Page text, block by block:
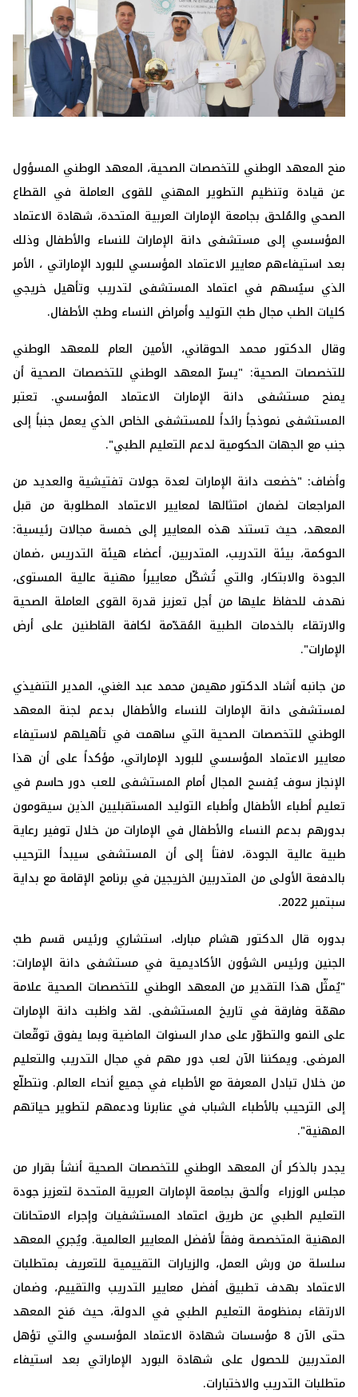
منح المعهد الوطني للتخصصات الصحية، المعهد الوطني المسؤول
عن قيادة وتنظيم التطوير المهني للقوى العاملة في القطاع
الصحي والمُلحق بجامعة الإمارات العربية المتحدة، شهادة الاعتماد
المؤسسي إلى مستشفى دانة الإمارات للنساء والأطفال وذلك
بعد استيفاءهم معايير الاعتماد المؤسسي للبورد الإماراتي ، الأمر
الذي سيُسهم في اعتماد المستشفى لتدريب وتأهيل خريجي
كليات الطب مجال طبّ التوليد وأمراض النساء وطبّ الأطفال.
وقال الدكتور محمد الحوقاني، الأمين العام للمعهد الوطني
للتخصصات الصحية: "يسرّ المعهد الوطني للتخصصات الصحية أن
يمنح مستشفى دانة الإمارات الاعتماد المؤسسي. تعتبر
المستشفى نموذجاً رائداً للمستشفى الخاص الذي يعمل جنباً إلى
جنب مع الجهات الحكومية لدعم التعليم الطبي".
وأضاف: "خضعت دانة الإمارات لعدة جولات تفتيشية والعديد من
المراجعات لضمان امتثالها لمعايير الاعتماد المطلوبة من قبل
المعهد، حيث تستند هذه المعايير إلى خمسة مجالات رئيسية:
الحوكمة، بيئة التدريب، المتدربين، أعضاء هيئة التدريس ،ضمان
الجودة والابتكار، والتي تُشكّل معاييراً مهنية عالية المستوى،
نهدف للحفاظ عليها من أجل تعزيز قدرة القوى العاملة الصحية
والارتقاء بالخدمات الطبية المُقدّمة لكافة القاطنين على أرض
الإمارات".
من جانبه أشاد الدكتور مهيمن محمد عبد الغني، المدير التنفيذي
لمستشفى دانة الإمارات للنساء والأطفال بدعم لجنة المعهد
الوطني للتخصصات الصحية التي ساهمت في تأهيلهم لاستيفاء
معايير الاعتماد المؤسسي للبورد الإماراتي، مؤكداً على أن هذا
الإنجاز سوف يُفسح المجال أمام المستشفى للعب دور حاسم في
تعليم أطباء الأطفال وأطباء التوليد المستقبليين الذين سيقومون
بدورهم بدعم النساء والأطفال في الإمارات من خلال توفير رعاية
طبية عالية الجودة، لافتاً إلى أن المستشفى سيبدأ الترحيب
بالدفعة الأولى من المتدربين الخريجين في برنامج الإقامة مع بداية
سبتمبر 2022.
بدوره قال الدكتور هشام مبارك، استشاري ورئيس قسم طبّ
الجنين ورئيس الشؤون الأكاديمية في مستشفى دانة الإمارات:
"يُمثّل هذا التقدير من المعهد الوطني للتخصصات الصحية علامة
مهمّة وفارقة في تاريخ المستشفى. لقد واظبت دانة الإمارات
على النمو والتطوّر على مدار السنوات الماضية وبما يفوق توقّعات
المرضى. ويمكننا الآن لعب دور مهم في مجال التدريب والتعليم
من خلال تبادل المعرفة مع الأطباء في جميع أنحاء العالم. ونتطلّع
إلى الترحيب بالأطباء الشباب في عنابرنا ودعمهم لتطوير حياتهم
المهنية".
يجدر بالذكر أن المعهد الوطني للتخصصات الصحية أنشأ بقرار من
مجلس الوزراء وألحق بجامعة الإمارات العربية المتحدة لتعزيز جودة
التعليم الطبي عن طريق اعتماد المستشفيات وإجراء الامتحانات
المهنية المتخصصة وفقاً لأفضل المعايير العالمية. ويُجري المعهد
سلسلة من ورش العمل، والزيارات التقييمية للتعريف بمتطلبات
الاعتماد بهدف تطبيق أفضل معايير التدريب والتقييم، وضمان
الارتقاء بمنظومة التعليم الطبي في الدولة، حيث مَنح المعهد
حتى الآن 8 مؤسسات شهادة الاعتماد المؤسسي والتي تؤهل
المتدربين للحصول على شهادة البورد الإماراتي بعد استيفاء
متطلبات التدريب والاختبارات.